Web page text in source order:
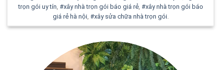
trọn gói uy tín, #xây nhà trọn gói báo giá rẻ, #xây nhà trọn gói báo
giá rẻ hà nội, #xây sửa chữa nhà trọn gói.